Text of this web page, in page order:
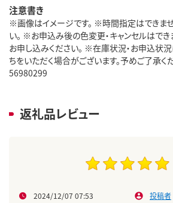
注意書き
※画像はイメージです。 ※時間指定はできま
い。 ※お申込み後の色変更・キャンセルはでき
お申し込みください。 ※在庫状況・お申込状
ちをいただく場合がございます。予めご了承
56980299
返礼品レビュー
2024/12/07 07:53 投稿者